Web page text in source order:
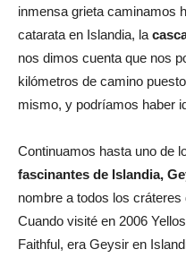
inmensa grieta caminamos
catarata en Islandia, la
nos dimos cuenta que nos
kilómetros de camino
mismo, y podríamos haber
Continuamos hasta uno de
fascinantes de Islandia,
nombre a todos los
Cuando visité en 2006
Faithful, era Geysir en